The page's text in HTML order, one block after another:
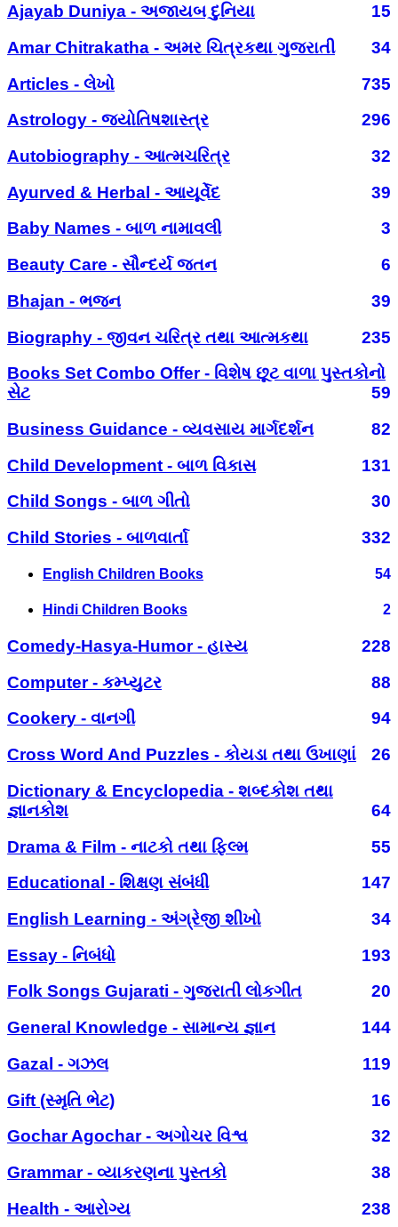
Ajayab Duniya - અજાયબ દુનિયા
15
Amar Chitrakatha - અમર ચિત્રકથા ગુજરાતી
34
Articles - લેખો
735
Astrology - જ્યોતિષશાસ્ત્ર
296
Autobiography - આત્મચરિત્ર
32
Ayurved & Herbal - આયૂર્વેદ
39
Baby Names - બાળ નામાવલી
3
Beauty Care - સૌન્દર્ય જતન
6
Bhajan - ભજન
39
Biography - જીવન ચરિત્ર તથા આત્મકથા
235
Books Set Combo Offer - વિશેષ છૂટ વાળા પુસ્તકોનો
સેટ
59
Business Guidance - વ્યવસાય માર્ગદર્શન
82
Child Development - બાળ વિકાસ
131
Child Songs - બાળ ગીતો
30
Child Stories - બાળવાર્તા
332
English Children Books 54
Hindi Children Books 2
Comedy-Hasya-Humor - હાસ્ય
228
Computer - કમ્પ્યુટર
88
Cookery - વાનગી
94
Cross Word And Puzzles - કોયડા તથા ઉખાણાં
26
Dictionary & Encyclopedia - શબ્દકોશ તથા
જ્ઞાનકોશ
64
Drama & Film - નાટકો તથા ફિલ્મ
55
Educational - શિક્ષણ સંબંધી
147
English Learning - અંગ્રેજી શીખો
34
Essay - નિબંધો
193
Folk Songs Gujarati - ગુજરાતી લોકગીત
20
General Knowledge - સામાન્ય જ્ઞાન
144
Gazal - ગઝલ
119
Gift (સ્મૃતિ ભેટ)
16
Gochar Agochar - અગોચર વિશ્વ
32
Grammar - વ્યાકરણના પુસ્તકો
38
Health - આરોગ્ય
238